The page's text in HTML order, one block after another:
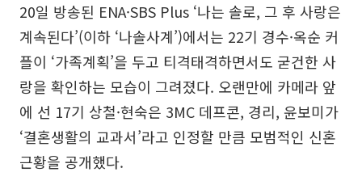
20일 방송된 ENA·SBS Plus ‘나는 솔로, 그 후 사랑은
계속된다’(이하 ‘나솔사계’)에서는 22기 경수·옥순 커
플이 ‘가족계획’을 두고 티격태격하면서도 굳건한 사
랑을 확인하는 모습이 그려졌다. 오랜만에 카메라 앞
에 선 17기 상철·현숙은 3MC 데프콘, 경리, 윤보미가
‘결혼생활의 교과서’라고 인정할 만큼 모범적인 신혼
근황을 공개했다.